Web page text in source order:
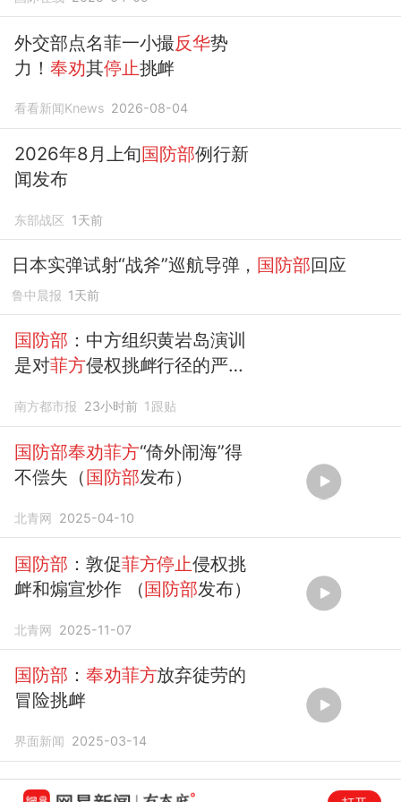
外交部点名菲一小撮反华势
力！奉劝其停止挑衅
看看新闻Knews 2026-08-04
2026年8月上旬国防部例行新
闻发布
东部战区 1天前
日本实弹试射“战斧”巡航导弹， 国防部回应
鲁中晨报 1天前
国防部 ：中方组织黄岩岛演训
是对菲方侵权挑衅行径的严正
南方都市报 23小时前 1 跟贴
国防部奉劝菲方“倚外闹海”得
不偿失（国防部发布）
北青网 2025-04-10
国防部 ：敦促菲方停止侵权挑
衅和煽宣炒作 （国防部发布）
北青网 2025-11-07
国防部 ： 奉劝菲方放弃徒劳的
冒险挑衅
界面新闻 2025-03-14